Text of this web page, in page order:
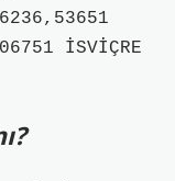
İSVİÇRE